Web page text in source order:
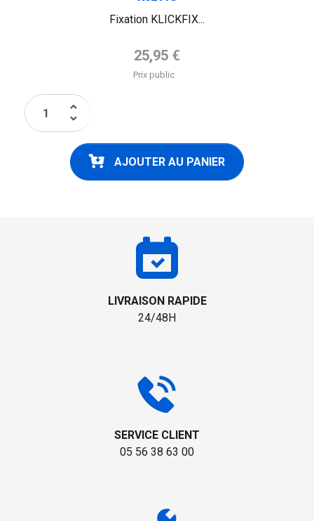
Fixation KLICKFIX...
Prix de base
25,95 €
Prix public
keyboard_arrow_up
keyboard_arrow_down
AJOUTER AU PANIER
LIVRAISON RAPIDE
24/48H
SERVICE CLIENT
05 56 38 63 00